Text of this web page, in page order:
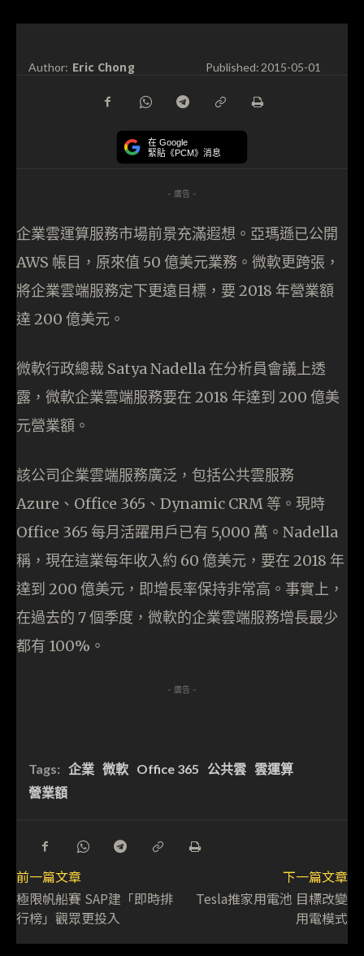
Author: Eric Chong Published:2015-05-01
在 Google
緊貼《PCM》消息
- 廣告 -
企業雲運算服務市場前景充滿遐想。亞瑪遜已公開
AWS 帳目，原來值 50 億美元業務。微軟更跨張，
將企業雲端服務定下更遠目標，要 2018 年營業額
達 200 億美元。
微軟行政總裁 Satya Nadella 在分析員會議上透
露，微軟企業雲端服務要在 2018 年達到 200 億美
元營業額。
該公司企業雲端服務廣泛，包括公共雲服務
Azure、Office 365、Dynamic CRM 等。現時
Office 365 每月活躍用戶已有 5,000 萬。Nadella
稱，現在這業每年收入約 60 億美元，要在 2018 年
達到 200 億美元，即增長率保持非常高。事實上，
在過去的 7 個季度，微軟的企業雲端服務增長最少
都有 100%。
- 廣告 -
Tags: 企業 微軟 Office 365 公共雲 雲運算
營業額
前一篇文章
極限帆船賽 SAP建「即時排
行榜」觀眾更投入
下一篇文章
Tesla推家用電池 目標改變
用電模式